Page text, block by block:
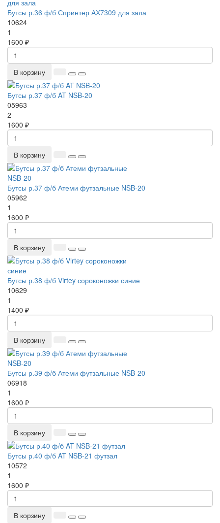
Бутсы р.36 ф/б Спринтер АХ7309 для зала
10624
1
1600 ₽
В корзину
Бутсы р.37 ф/б AT NSB-20
05963
2
1600 ₽
В корзину
Бутсы р.37 ф/б Атеми футзальные NSB-20
05962
1
1600 ₽
В корзину
Бутсы р.38 ф/б Virtey сороконожки синие
10629
1
1400 ₽
В корзину
Бутсы р.39 ф/б Атеми футзальные NSB-20
06918
1
1600 ₽
В корзину
Бутсы р.40 ф/б AT NSB-21 футзал
10572
1
1600 ₽
В корзину